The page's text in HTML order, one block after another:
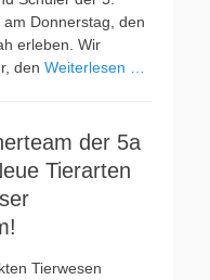
Donnerstag, den
erleben. Wir
den Weiterlesen …
der 5a
Tierarten
Tierwesen